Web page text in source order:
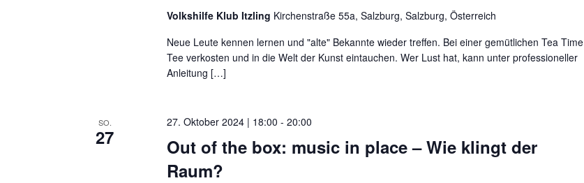
Volkshilfe Klub Itzling Kirchenstraße 55a, Salzburg, Salzburg, Österreich
Neue Leute kennen lernen und "alte" Bekannte wieder treffen. Bei einer gemütlichen Tea Time
Tee verkosten und in die Welt der Kunst eintauchen. Wer Lust hat, kann unter professioneller
Anleitung […]
SO.
27
Out of the box: music in place – Wie klingt der
Raum?
27. Oktober 2024 | 18:00 -20:00